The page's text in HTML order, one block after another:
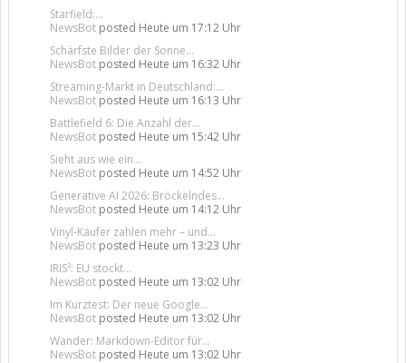
Starfield:...
NewsBot posted Heute um 17:12 Uhr
Schärfste Bilder der Sonne...
NewsBot posted Heute um 16:32 Uhr
Streaming-Markt in Deutschland:...
NewsBot posted Heute um 16:13 Uhr
Battlefield 6: Die Anzahl der...
NewsBot posted Heute um 15:42 Uhr
Sieht aus wie ein...
NewsBot posted Heute um 14:52 Uhr
Generative AI 2026: Bröckelndes...
NewsBot posted Heute um 14:12 Uhr
Vinyl-Käufer zahlen mehr – und...
NewsBot posted Heute um 13:23 Uhr
IRIS²: EU stockt...
NewsBot posted Heute um 13:02 Uhr
Im Kurztest: Der neue Google...
NewsBot posted Heute um 13:02 Uhr
Wander: Markdown-Editor für...
NewsBot posted Heute um 13:02 Uhr